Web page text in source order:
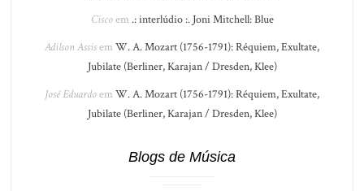
Ciscoem .: interlúdio :. Joni Mitchell: Blue
Adilson Assisem W. A. Mozart (1756-1791): Réquiem, Exultate,
Jubilate (Berliner, Karajan / Dresden, Klee)
José Eduardoem W. A. Mozart (1756-1791): Réquiem, Exultate,
Jubilate (Berliner, Karajan / Dresden, Klee)
Blogs de Música